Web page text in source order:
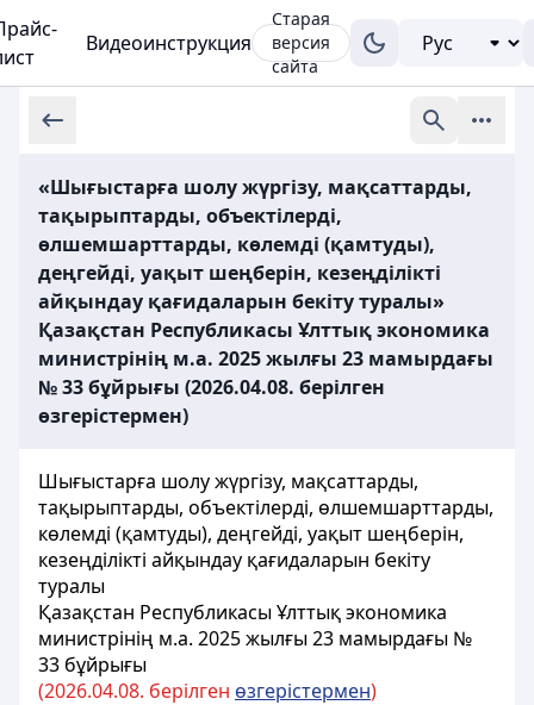
Видеоинструкция
Старая
версия
сайта
«Шығыстарға шолу жүргізу, мақсаттарды,
тақырыптарды, объектілерді,
өлшемшарттарды, көлемді (қамтуды),
деңгейді, уақыт шеңберін, кезеңділікті
айқындау қағидаларын бекіту туралы»
Қазақстан Республикасы Ұлттық экономика
министрінің м.а. 2025 жылғы 23 мамырдағы
№ 33 бұйрығы (2026.04.08. берілген
өзгерістермен)
Шығыстарға шолу жүргізу, мақсаттарды,
тақырыптарды, объектілерді, өлшемшарттарды,
көлемді (қамтуды), деңгейді, уақыт шеңберін,
кезеңділікті айқындау қағидаларын бекіту
туралы
Қазақстан Республикасы Ұлттық экономика
министрінің м.а. 2025 жылғы 23 мамырдағы №
33 бұйрығы
(2026.04.08. берілген өзгерістермен)